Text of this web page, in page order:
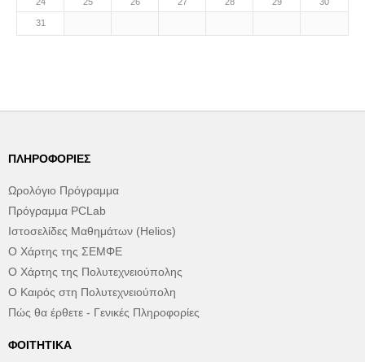
31
ΠΛΗΡΟΦΟΡΊΕΣ
Ωρολόγιο Πρόγραμμα
Πρόγραμμα PCLab
Ιστοσελίδες Μαθημάτων (Helios)
Ο Χάρτης της ΣΕΜΦΕ
Ο Χάρτης της Πολυτεχνειούπολης
Ο Καιρός στη Πολυτεχνειούπολη
Πώς θα έρθετε - Γενικές Πληροφορίες
ΦΟΙΤΗΤΙΚΆ